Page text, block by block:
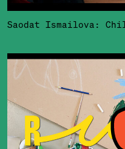
Saodat Ismailova: